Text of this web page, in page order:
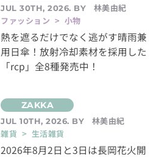
JUL 30TH, 2026. BY
林美由紀
ファッション > 小物
熱を遮るだけでなく逃がす晴雨兼
用日傘！放射冷却素材を採用した
「rcp」全8種発売中！
JUL 10TH, 2026. BY
林美由紀
雑貨 > 生活雑貨
2026年8月2日と3日は長岡花火開